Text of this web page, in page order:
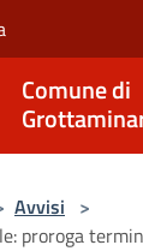
Comune di
Avvisi >
proroga